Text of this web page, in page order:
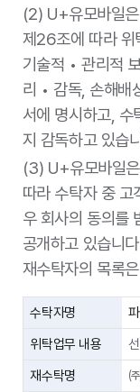
제공목적
제공정보종류
간
제공받는 자
제공목적
제공정보종류
보유 및 이용기
갤럭시아머니트
리㈜
대리점 :
㈜고고팩토리,
㈜바이셀폰, ㈜
부성인터내셔널,
㈜유심세상, 휴
대폰의모든것청
춘대길구산점,
하은통신, ㈜커
뮤니티코리아,
㈜리더모바일,
㈜다인컴퍼니,
㈜에셀트리, 스
마일, 멀티스퀘
㈜수안아이앤
네트웍스, ㈜비
씨네트월드, 태
(2) U+유모바일은
제26조에 따라 위
기술적 • 관리적
리 • 감독, 손해배
서에 명시하고, 수
지 감독하고 있습
(3) U+유모바일은
따라 수탁자 중 고
우 회사의 동의를
공개하고 있습니
재수탁자의 목록
수탁자명
위탁업무 내용
재수탁명